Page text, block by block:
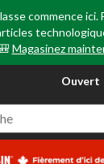
commence ici.
Magasinez
votre
préféré
Leduc,
AB,
courament
Ouvert